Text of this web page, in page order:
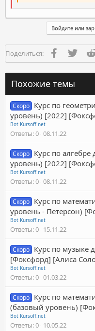
Войдите или
Поделиться: Facebook
Похожие темы
Скоро Курс по
уровень) [2022]
Bot Kursoff.net
Ответы 0 08.11.22
Скоро Курс по алгебре
уровень) [2022]
Bot Kursoff.net
Ответы 0 08.11.22
Скоро Курс по
уровень - Петерсон)
Bot Kursoff.net
Ответы 0 15.11.22
Скоро Курс по музыке
[Фоксфорд] [Алиса
Bot Kursoff.net
Ответы 0 01.03.22
Скоро Курс по
(базовый уровень)
Bot Kursoff.net
Ответы 0 10.05.22